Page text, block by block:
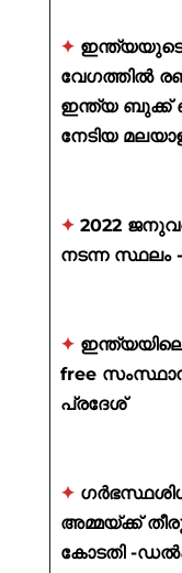
✦ ഇന്ത്യയുടെ
വേഗത്തിൽ
ഇന്ത്യ ബുക്ക്
നേടിയ
✦ 2022
നടന്ന സ്ഥലം
✦
free
പ്രദേശ്
✦
അമ്മയ്ക്ക്
കോടതി -